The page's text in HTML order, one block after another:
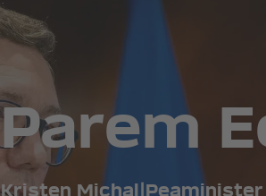
Parem
Kristen Michal Peaminister